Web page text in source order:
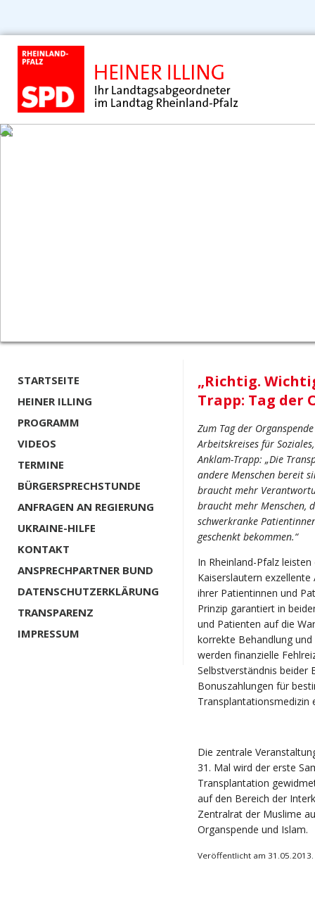
STARTSEITE
HEINER ILLING
PROGRAMM
VIDEOS
TERMINE
BÜRGERSPRECHSTUNDE
ANFRAGEN AN REGIERUNG
UKRAINE-HILFE
KONTAKT
ANSPRECHPARTNER BUND
DATENSCHUTZERKLÄRUNG
TRANSPARENZ
IMPRESSUM
„Richtig.
Trapp: Tag der
Zum Tag der
Arbeitskreises für
Anklam-Trapp: „Die
andere Menschen bereit
braucht mehr
braucht mehr Menschen,
schwerkranke
geschenkt bekommen.“
In Rheinland-Pfalz
Kaiserslautern
ihrer Patientinnen und
Prinzip garantiert in
und Patienten auf die
korrekte Behandlung
werden finanzielle
Selbstverständnis beider
Bonuszahlungen für
Transplantationsmedizin
Die zentrale
31. Mal wird der erste
Transplantation
auf den Bereich der
Zentralrat der Muslime
Organspende und Islam.
Veröffentlicht am 31.05.2013.